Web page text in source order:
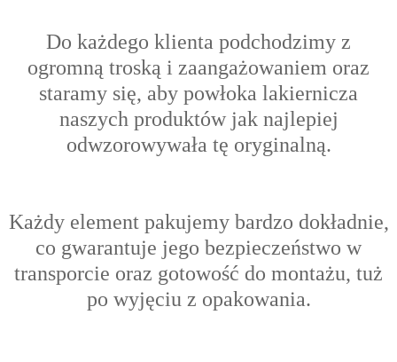
Do każdego klienta podchodzimy z
ogromną troską i zaangażowaniem oraz
staramy się, aby powłoka lakiernicza
naszych produktów jak najlepiej
odwzorowywała tę oryginalną.
Każdy element pakujemy bardzo dokładnie,
co gwarantuje jego bezpieczeństwo w
transporcie oraz gotowość do montażu, tuż
po wyjęciu z opakowania.